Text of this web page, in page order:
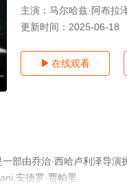
主演： 马尔哈兹·阿布拉
更新时间： 2025-06-18
 在线观看
部由乔治·西哈卢利泽导演
安德罗·贾帕里